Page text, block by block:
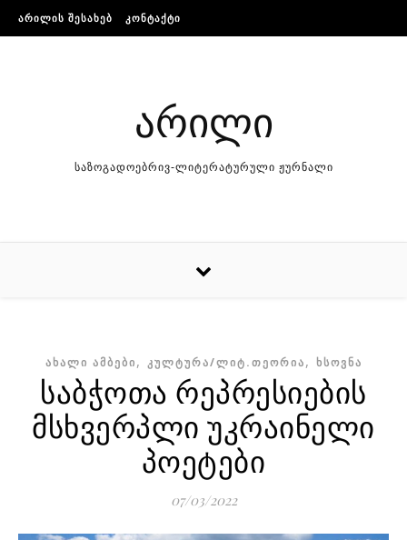
Skip to content
ᲐᲠᲘᲚᲘᲡ ᲨᲔᲡᲐᲮᲔᲑ ᲙᲝᲜᲢᲐᲥᲢᲘ
არილი
საზოგადოებრივ-ლიტერატურული ჟურნალი
ᲐᲮᲐᲚᲘ ᲐᲛᲑᲔᲑᲘ, ᲙᲣᲚᲢᲣᲠᲐ/ᲚᲘᲢ.ᲗᲔᲝᲠᲘᲐ, ᲮᲡᲝᲕᲜᲐ
საბჭოთა რეპრესიების
მსხვერპლი უკრაინელი
პოეტები
07/03/2022